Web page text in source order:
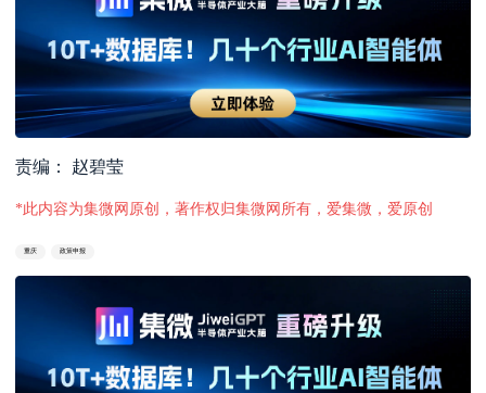
责编： 赵碧莹
*此内容为集微网原创，著作权归集微网所有，爱集微，爱原创
重庆 政策申报